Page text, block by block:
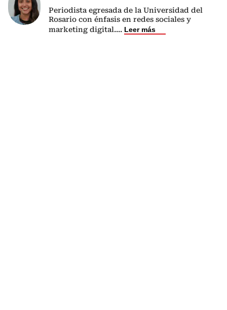
Periodista egresada de la Universidad del
Rosario con énfasis en redes sociales y
marketing digital.... Leer más